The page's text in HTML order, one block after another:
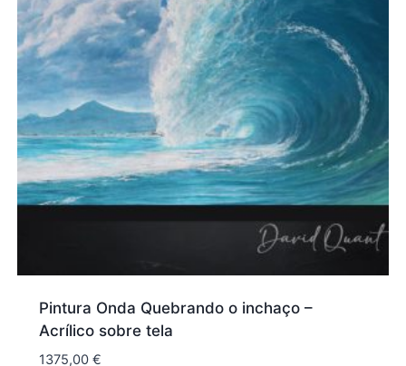
Pintura Onda Quebrando o inchaço –
Acrílico sobre tela
1375,00€